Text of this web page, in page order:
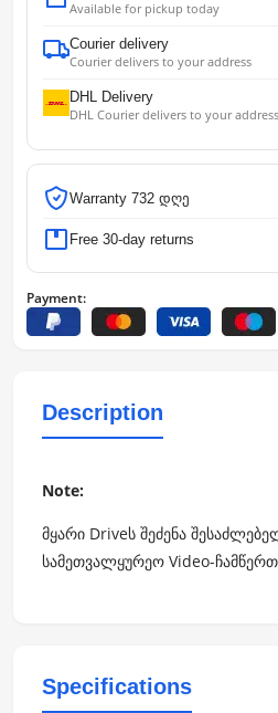
Available for pickup today
Courier delivery
Courier delivers to your address
DHL Delivery
DHL Courier delivers to your address
Warranty 732 დღე
Free 30-day returns
Payment:
Description
Note:
მყარი Driveს შეძენა
სამეთვალყურეო Video-
Specifications